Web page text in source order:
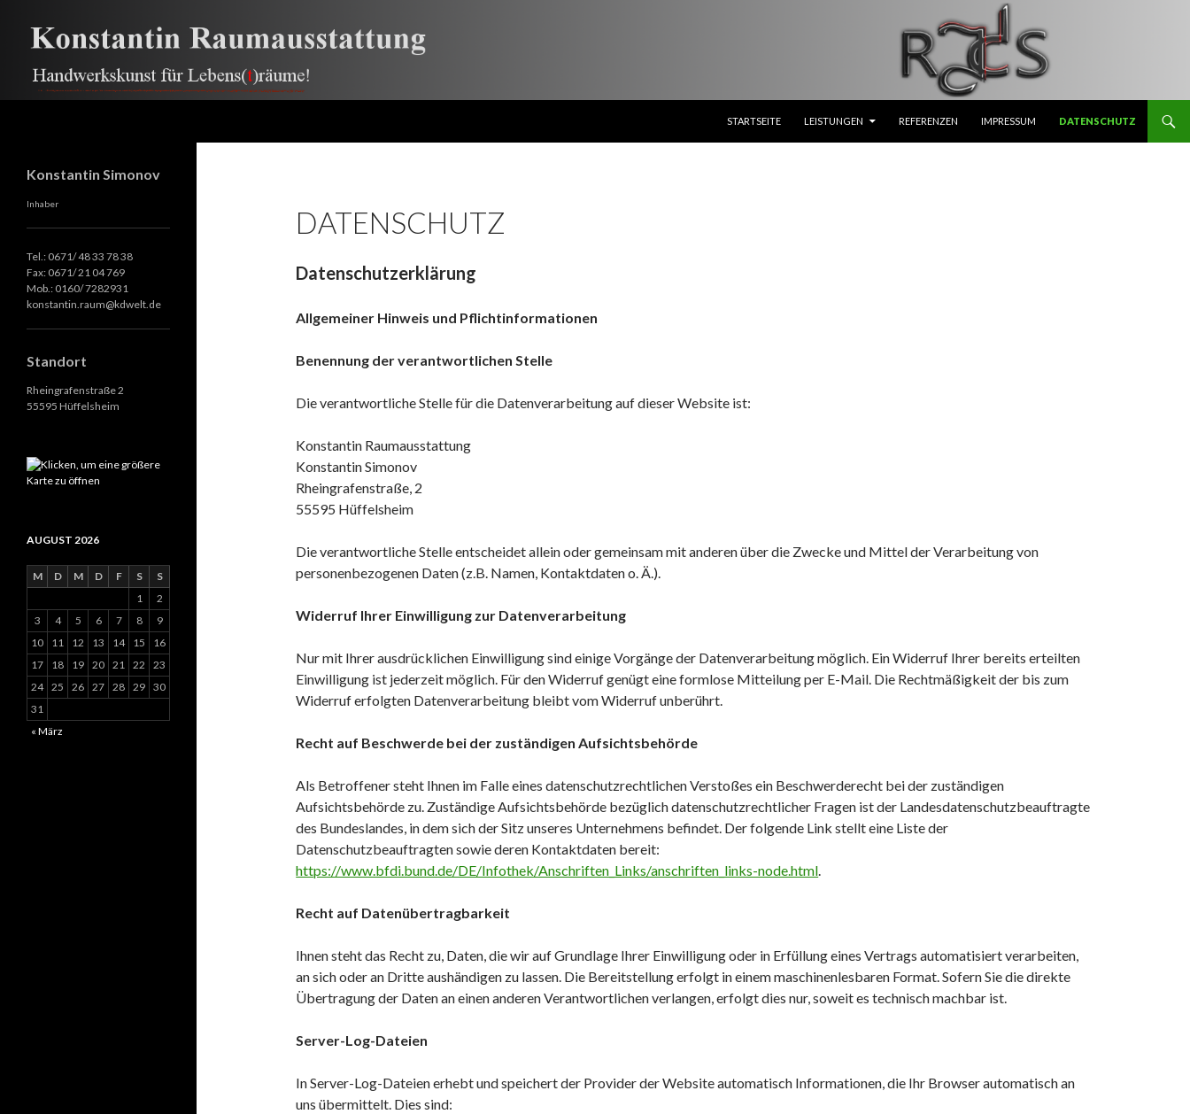
STARTSEITE
LEISTUNGEN REFERENZEN IMPRESSUM DATENSCHUTZ
DATENSCHUTZ
Datenschutzerklärung
Allgemeiner Hinweis und Pflichtinformationen
Benennung der verantwortlichen Stelle
Die verantwortliche Stelle für die Datenverarbeitung auf dieser Website ist:
Konstantin Raumausstattung
Konstantin Simonov
Rheingrafenstraße, 2
55595 Hüffelsheim
Die verantwortliche Stelle entscheidet allein oder gemeinsam mit anderen über die Zwecke und Mittel der Verarbeitung von
personenbezogenen Daten (z.B. Namen, Kontaktdaten o. Ä.).
Widerruf Ihrer Einwilligung zur Datenverarbeitung
Nur mit Ihrer ausdrücklichen Einwilligung sind einige Vorgänge der Datenverarbeitung möglich. Ein Widerruf Ihrer bereits erteilten
Einwilligung ist jederzeit möglich. Für den Widerruf genügt eine formlose Mitteilung per E-Mail. Die Rechtmäßigkeit der bis zum
Widerruf erfolgten Datenverarbeitung bleibt vom Widerruf unberührt.
Recht auf Beschwerde bei der zuständigen Aufsichtsbehörde
Als Betroffener steht Ihnen im Falle eines datenschutzrechtlichen Verstoßes ein Beschwerderecht bei der zuständigen
Aufsichtsbehörde zu. Zuständige Aufsichtsbehörde bezüglich datenschutzrechtlicher Fragen ist der Landesdatenschutzbeauftragte
des Bundeslandes, in dem sich der Sitz unseres Unternehmens befindet. Der folgende Link stellt eine Liste der
Datenschutzbeauftragten sowie deren Kontaktdaten bereit:
https://www.bfdi.bund.de/DE/Infothek/Anschriften_Links/anschriften_links-node.html.
Recht auf Datenübertragbarkeit
Ihnen steht das Recht zu, Daten, die wir auf Grundlage Ihrer Einwilligung oder in Erfüllung eines Vertrags automatisiert verarbeiten,
an sich oder an Dritte aushändigen zu lassen. Die Bereitstellung erfolgt in einem maschinenlesbaren Format. Sofern Sie die direkte
Übertragung der Daten an einen anderen Verantwortlichen verlangen, erfolgt dies nur, soweit es technisch machbar ist.
Server-Log-Dateien
In Server-Log-Dateien erhebt und speichert der Provider der Website automatisch Informationen, die Ihr Browser automatisch an
uns übermittelt. Dies sind:
Konstantin Simonov
Inhaber
Tel.: 0671/ 48 33 78 38
Fax: 0671/ 21 04 769
Mob.: 0160/ 7282931
konstantin.raum@kdwelt.de
Standort
Rheingrafenstraße 2
55595 Hüffelsheim
AUGUST 2026
M D M D F S
S
1
2
3
4 5 6 7 8
9
10
11 12 13 14 15
16
17
18 19 20 21 22
23
24 25 26 27 28 29 30
31
« März